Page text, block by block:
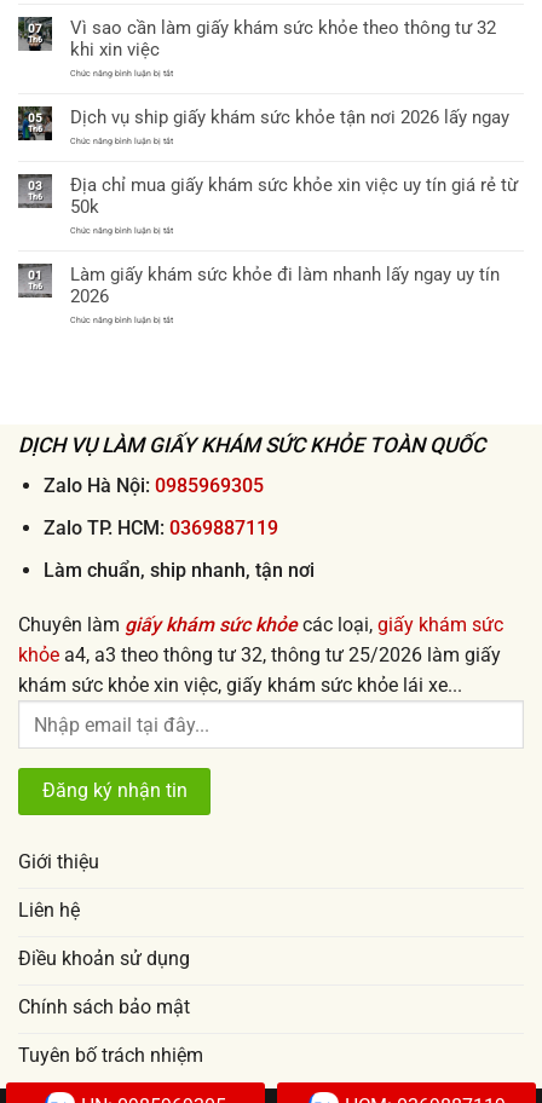
khám
từ
khám
sức
việc
32
bệnh
viện
uy
tín
07
Th6
Vì sao cần làm giấy khám sức khỏe theo thông tư 32
khi xin việc
Chức năng bình luận bị tắtở
cần
làm
giấy
khỏe
theo
32
việc
05
Th6
Dịch vụ ship giấy khám sức khỏe tận nơi 2026 lấy ngay
Chức năng bình luận bị tắtở
ship
giấy
khỏe
2026
03
Th6
Địa chỉ mua giấy khám sức khỏe xin việc uy tín giá rẻ từ
50k
Chức năng bình luận bị tắtở
mua
giấy
khỏe
01
Th6
Làm giấy khám sức khỏe đi làm nhanh lấy ngay uy tín
2026
Chức năng bình luận bị tắtở
lấy
ngay
tín
2026
DỊCH VỤ LÀM GIẤY KHÁM SỨC KHỎE TOÀN QUỐC
Zalo Hà Nội: 0985969305
Zalo TP. HCM: 0369887119
Làm chuẩn, ship nhanh, tận nơi
Chuyên làm giấy khám sức khỏecác loại, giấy khám sức
khỏe a4, a3 theo thông tư 32, thông tư 25/2026 làm giấy
khám sức khỏe xin việc, giấy khám sức khỏe lái xe...
Giới thiệu
Liên hệ
Điều khoản sử dụng
Chính sách bảo mật
Tuyên bố trách nhiệm